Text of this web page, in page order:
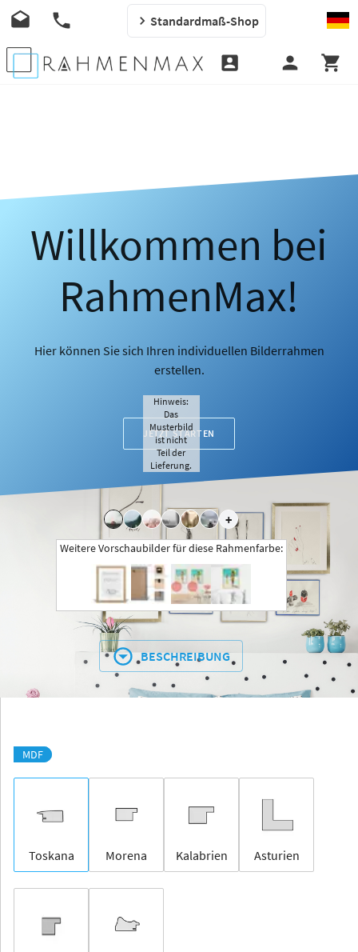
Standardmaß-Shop
Willkommen bei
RahmenMax!
Hier können Sie sich Ihren individuellen Bilderrahmen
erstellen.
JETZT STARTEN
+
Hinweis:
Das
Musterbild
ist nicht
Teil der
Lieferung.
Weitere Vorschaubilder für diese Rahmenfarbe:
BESCHREIBUNG
MDF
Toskana Morena Kalabrien Asturien